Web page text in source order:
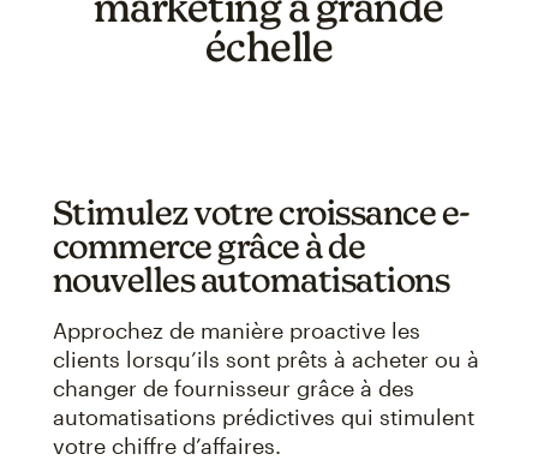
échelle
Stimulez votre croissance e-
commerce grâce à de
nouvelles automatisations
Approchez de manière proactive les
clients lorsqu’ils sont prêts à acheter ou à
changer de fournisseur grâce à des
automatisations prédictives qui stimulent
votre chiffre d’affaires.